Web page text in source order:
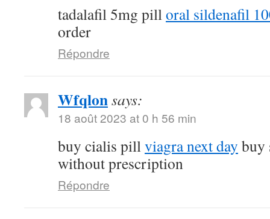
tadalafil 5mg pilloral sildenafil
order
Répondre
Wfqlonsays:
18 août 2023 at 0 h 56 min
buy cialis pillviagra next day buy
without prescription
Répondre